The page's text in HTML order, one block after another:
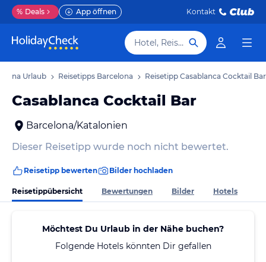
% Deals App öffnen Kontakt
Hotel, Reiseziel
Urlaub Reisetipps Barcelona Reisetipp Casablanca Cocktail Bar
Casablanca Cocktail Bar
Barcelona/Katalonien
Dieser Reisetipp wurde noch nicht bewertet.
Reisetipp bewerten Bilder hochladen
Reisetippübersicht Bewertungen Bilder Hotels
Möchtest Du Urlaub in der Nähe buchen?
Folgende Hotels könnten Dir gefallen